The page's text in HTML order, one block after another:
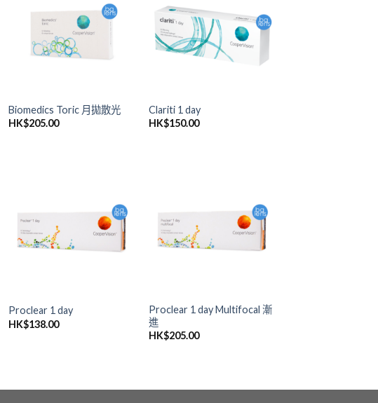
添加
到喜
愛清
Biomedics Toric 月拋散光
HK$205.00
到喜
愛清
Clariti 1 day
HK$150.00
添加
到喜
愛清
單
Proclear 1 day
HK$138.00
添加
到喜
愛清
單
Proclear 1 day Multifocal 漸
進
HK$205.00